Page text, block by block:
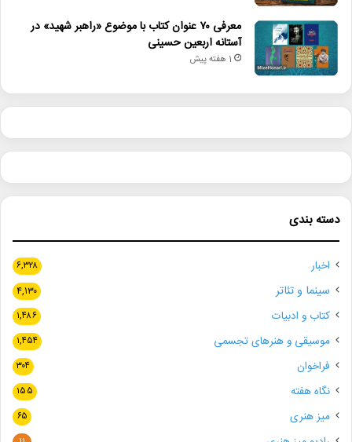
معرفی ۷۰ عنوان کتاب با موضوع «راهبر شهید» در
آستانه اربعین حسینی
1 هفته پیش
دسته بندی
اخبار ۶,۳۲۸
سینما و تئاتر ۴,۱۳۰
کتاب و ادبیات ۱,۴۸۶
موسیقی و هنرهای تجسمی ۱,۴۵۴
فراخوان ۳۰۴
نگاه هفته ۱۵۵
میز هنری ۶۵